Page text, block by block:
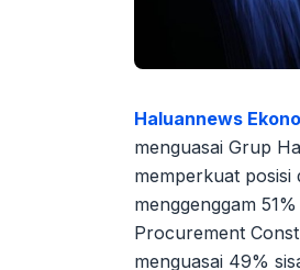
Haluannews
menguasai Grup
memperkuat posisi
menggenggam
Procurement
menguasai 49%